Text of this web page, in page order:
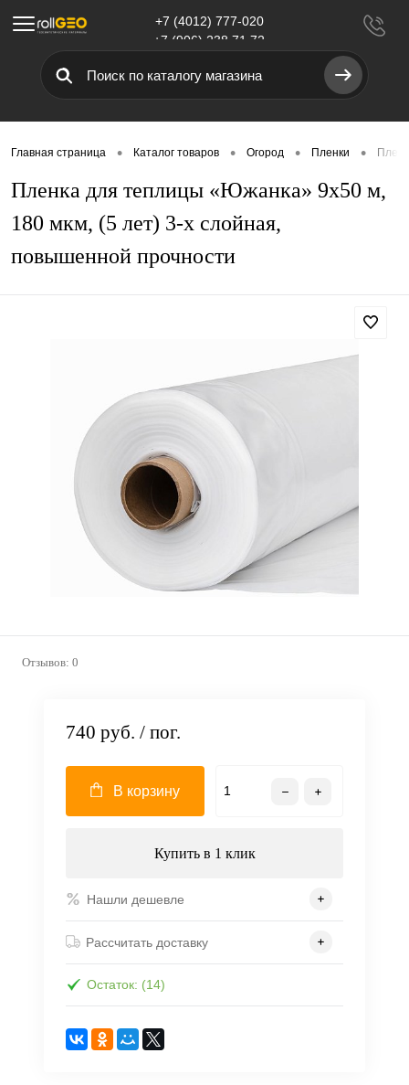
Меню
+7 (4012) 777-020
+7 (906) 238 71 72
Главная страница • Каталог товаров • Огород • Пленки •
Пленка для теплицы «Южанка» 9х50 м,
180 мкм, (5 лет) 3-х слойная,
повышенной прочности
Отзывов: 0
740 руб. / пог.
В корзину
Купить в 1 клик
Нашли дешевле
Рассчитать доставку
Остаток: (14)